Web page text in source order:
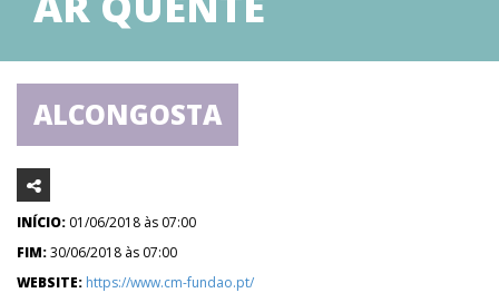
ALCONGOSTA
INÍCIO: 01/06/2018 às 07:00
FIM:30/06/2018 às 07:00
WEBSITE: https://www.cm-fundao.pt/